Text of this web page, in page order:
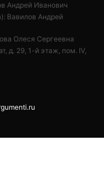
Андрей Иванович
Вавилов Андрей
Олеся Сергеевна
д. 29, 1-й этаж, пом. IV,